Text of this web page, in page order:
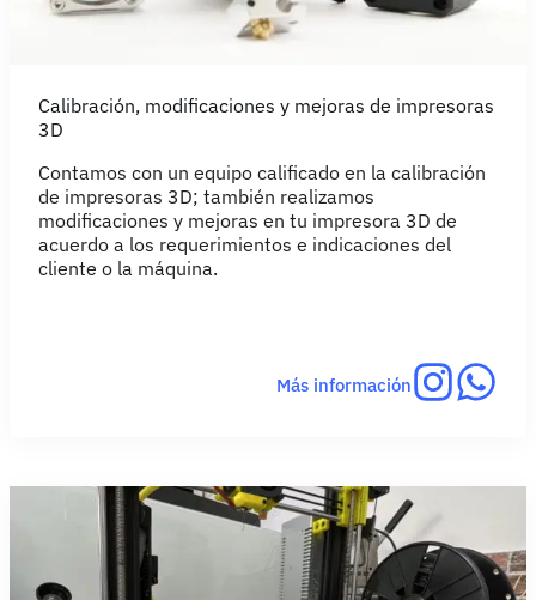
Calibración, modificaciones y mejoras de impresoras
3D
Contamos con un equipo calificado en la calibración
de impresoras 3D; también realizamos
modificaciones y mejoras en tu impresora 3D de
acuerdo a los requerimientos e indicaciones del
cliente o la máquina.
Más información